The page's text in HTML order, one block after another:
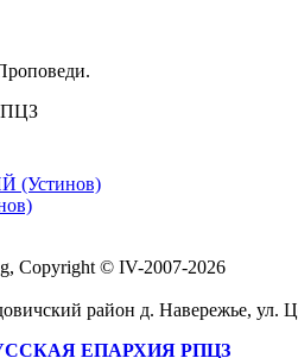
(Устинов)
Copyright © IV-2007-2026
район д. Навережье, ул.
ЕПАРХИЯ РПЦЗ